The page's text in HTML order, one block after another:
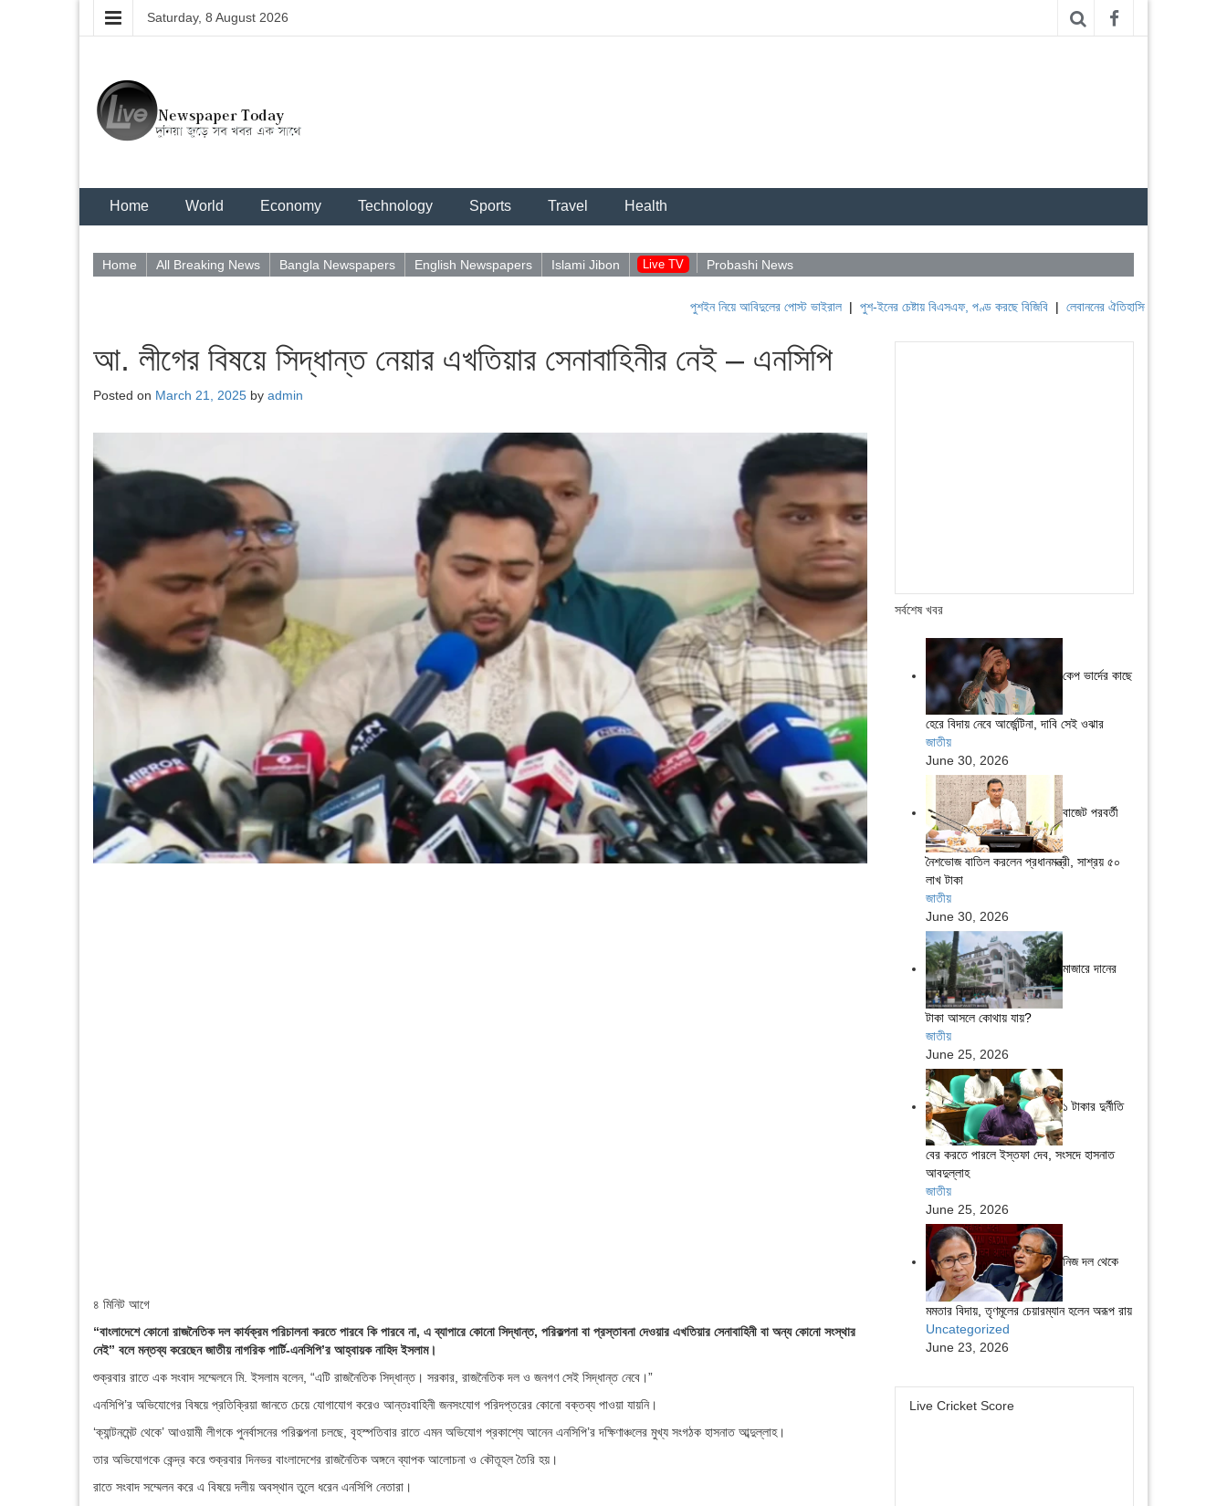
Saturday, 8 August 2026
Home World Economy Technology Sports Travel Health
Home All Breaking News Bangla Newspapers English Newspapers Islami Jibon Live TV Probashi News
পুশইন নিয়ে আবিদুলের পোস্ট ভাইরাল|পুশ-ইনের চেষ্টায় বিএসএফ, পণ্ড করছে বিজিবি |লেবাননের ঐতিহাসিক বউফোর্ট দুর্গ দখল করল
আ. লীগের বিষয়ে সিদ্ধান্ত নেয়ার এখতিয়ার সেনাবাহিনীর নেই – এনসিপি
Posted on March 21, 2025 by admin
৪ মিনিট আগে
“বাংলাদেশে কোনো রাজনৈতিক দল কার্যক্রম পরিচালনা করতে পারবে কি পারবে না, এ ব্যাপারে কোনো সিদ্ধান্ত, পরিকল্পনা বা প্রস্তাবনা দেওয়ার এখতিয়ার সেনাবাহিনী বা অন্য কোনো সংস্থার
নেই” বলে মন্তব্য করেছেন জাতীয় নাগরিক পার্টি-এনসিপি’র আহ্বায়ক নাহিদ ইসলাম।
শুক্রবার রাতে এক সংবাদ সম্মেলনে মি. ইসলাম বলেন, “এটি রাজনৈতিক সিদ্ধান্ত। সরকার, রাজনৈতিক দল ও জনগণ সেই সিদ্ধান্ত নেবে।”
এনসিপি’র অভিযোগের বিষয়ে প্রতিক্রিয়া জানতে চেয়ে যোগাযোগ করেও আন্তঃবাহিনী জনসংযোগ পরিদপ্তরের কোনো বক্তব্য পাওয়া যায়নি।
‘ক্যান্টনমেন্ট থেকে’ আওয়ামী লীগকে পুনর্বাসনের পরিকল্পনা চলছে, বৃহস্পতিবার রাতে এমন অভিযোগ প্রকাশ্যে আনেন এনসিপি’র দক্ষিণাঞ্চলের মুখ্য সংগঠক হাসনাত আব্দুল্লাহ।
তার অভিযোগকে কেন্দ্র করে শুক্রবার দিনভর বাংলাদেশের রাজনৈতিক অঙ্গনে ব্যাপক আলোচনা ও কৌতূহল তৈরি হয়।
রাতে সংবাদ সম্মেলন করে এ বিষয়ে দলীয় অবস্থান তুলে ধরেন এনসিপি নেতারা।
সর্বশেষ খবর
কেপ ভার্দের কাছে
হেরে বিদায় নেবে আর্জেন্টিনা, দাবি সেই ওঝার
জাতীয়
June 30, 2026
বাজেট পরবর্তী
নৈশভোজ বাতিল করলেন প্রধানমন্ত্রী, সাশ্রয় ৫০
লাখ টাকা
জাতীয়
June 30, 2026
মাজারে দানের
টাকা আসলে কোথায় যায়?
জাতীয়
June 25, 2026
১ টাকার দুর্নীতি
বের করতে পারলে ইস্তফা দেব, সংসদে হাসনাত
আবদুল্লাহ
জাতীয়
June 25, 2026
নিজ দল থেকে
মমতার বিদায়, তৃণমূলের চেয়ারম্যান হলেন অরূপ রায়
Uncategorized
June 23, 2026
Live Cricket Score